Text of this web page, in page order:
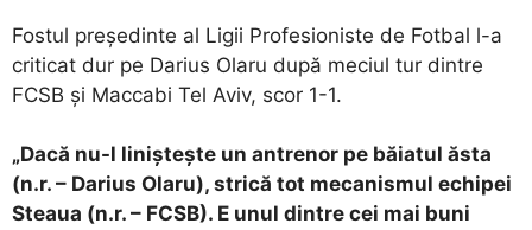
Fostul președinte al Ligii Profesioniste de Fotbal l-a
criticat dur pe Darius Olaru după meciul tur dintre
FCSB și Maccabi Tel Aviv, scor 1-1.
„Dacă nu-l liniștește un antrenor pe băiatul ăsta
(n.r. – Darius Olaru), strică tot mecanismul echipei
Steaua (n.r. – FCSB). E unul dintre cei mai buni